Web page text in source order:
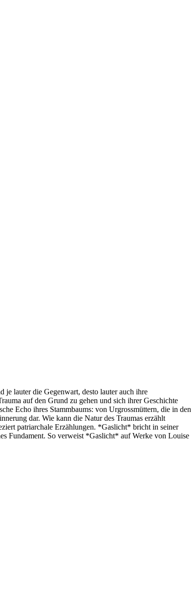
je lauter die Gegenwart, desto lauter auch ihre
auf den Grund zu gehen und sich ihrer Geschichte
Echo ihres Stammbaums: von Urgrossmüttern, die in den
dar. Wie kann die Natur des Traumas erzählt
patriarchale Erzählungen. *Gaslicht* bricht in seiner
Fundament. So verweist *Gaslicht* auf Werke von Louise